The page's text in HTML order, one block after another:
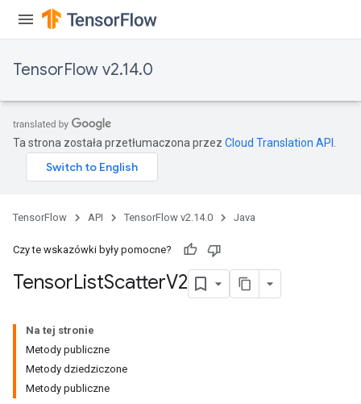
TensorFlow v2.14.0
Ta strona została przetłumaczona przez Cloud Translation API
TensorFlow API TensorFlow v2.14.0 Java
Czy te wskazówki były pomocne?
TensorListScatterV2
Na tej stronie
Metody publiczne
Metody dziedziczone
Metody publiczne